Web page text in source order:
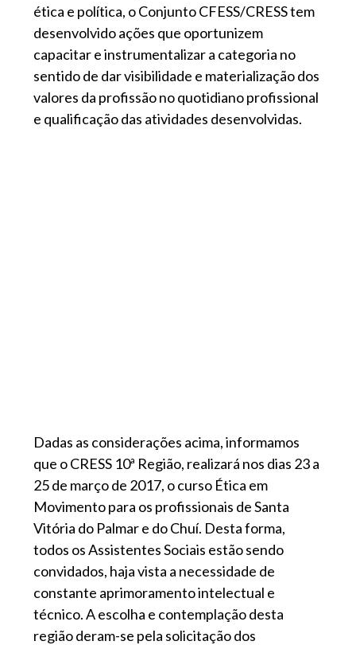
ética e política, o Conjunto CFESS/CRESS tem
desenvolvido ações que oportunizem
capacitar e instrumentalizar a categoria no
sentido de dar visibilidade e materialização dos
valores da profissão no quotidiano profissional
e qualificação das atividades desenvolvidas.
Dadas as considerações acima, informamos
que o CRESS 10ª Região, realizará nos dias 23 a
25 de março de 2017, o curso Ética em
Movimento para os profissionais de Santa
Vitória do Palmar e do Chuí. Desta forma,
todos os Assistentes Sociais estão sendo
convidados, haja vista a necessidade de
constante aprimoramento intelectual e
técnico. A escolha e contemplação desta
região deram-se pela solicitação dos